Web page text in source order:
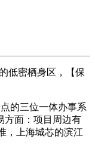
低密栖身区，【保
的三位一体办事系
方面：项目周边有
，上海城芯的滨江